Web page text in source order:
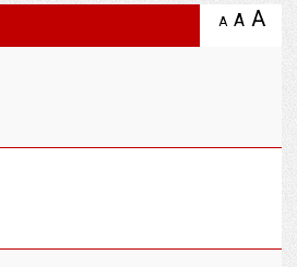
A zmniejsz
A A